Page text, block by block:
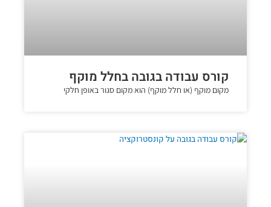
קורס עבודה בגובה בחלל מוקף
מקום מוקף (או חלל מוקף) הוא מקום סגור באופן חלקי